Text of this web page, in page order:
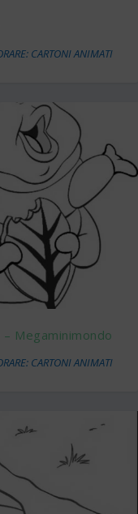
CARTONI ANIMATI
– Megaminimondo
CARTONI ANIMATI